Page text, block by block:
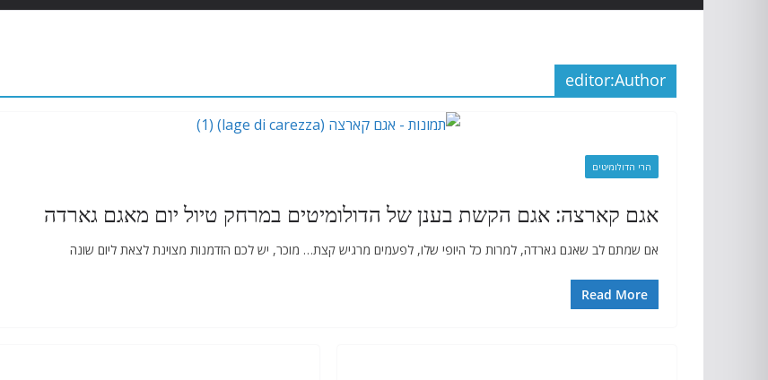
Author:
editor
הרי הדולומיטים
אגם קארצה: אגם הקשת בענן של הדולומיטים במרחק טיול יום מאגם גארדה
אם שמתם לב שאגם גארדה, למרות כל היופי שלו, לפעמים מרגיש קצת… מוכר, יש לכם הזדמנות מצוינת לצאת ליום שונה
Read More